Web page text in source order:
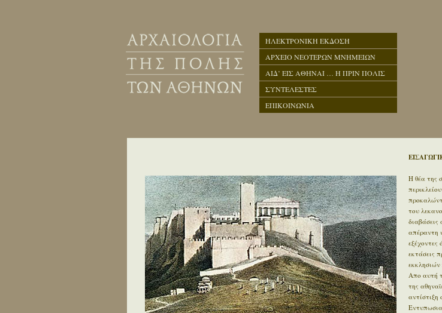
ΗΛΕΚΤΡΟΝΙΚΗ ΕΚΔΟΣΗ
ΑΡΧΕΙΟ ΝΕΟΤΕΡΩΝ ΜΝΗΜΕΙΩΝ
ΑΙΔ’ ΕΙΣ ΑΘΗΝΑΙ … Η ΠΡΙΝ ΠΟΛΙΣ
ΣΥΝΤΕΛΕΣΤΕΣ
ΕΠΙΚΟΙΝΩΝΙΑ
Η θέα της
του
απέραντη
εκτάσεις
Απο αυτή
της